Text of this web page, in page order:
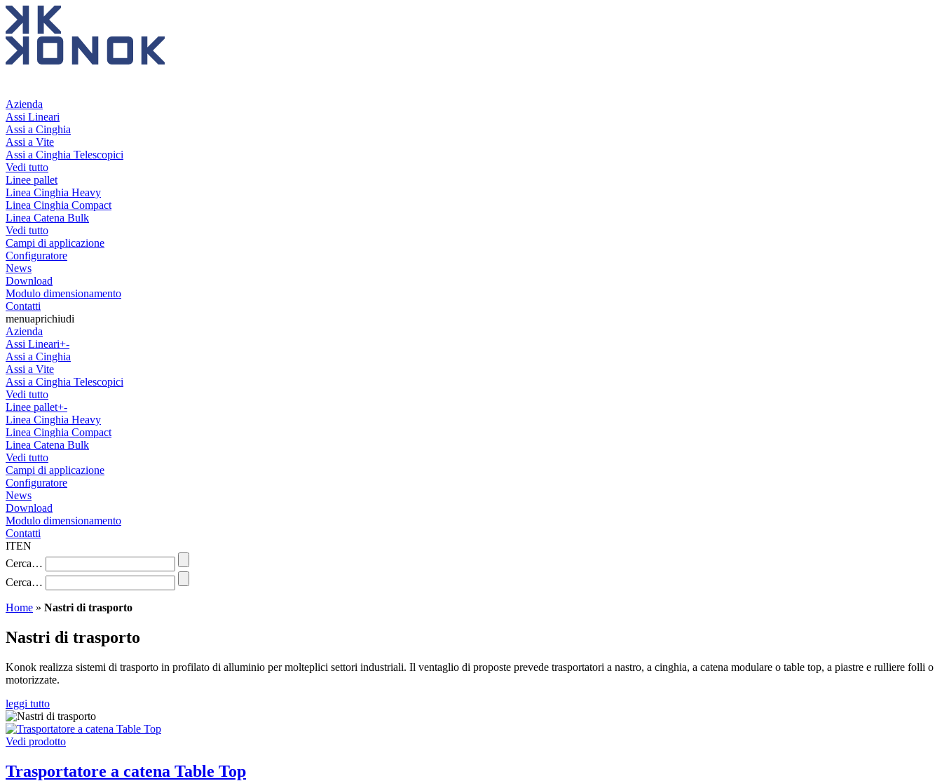
Salta
al
contenuto
Azienda
Assi Lineari
Assi a Cinghia
Assi a Vite
Assi a Cinghia Telescopici
Vedi tutto
Linee pallet
Linea Cinghia Heavy
Linea Cinghia Compact
Linea Catena Bulk
Vedi tutto
Campi di applicazione
Configuratore
News
Download
Modulo dimensionamento
Contatti
menuaprichiudi
Azienda
Assi Lineari+-
Assi a Cinghia
Assi a Vite
Assi a Cinghia Telescopici
Vedi tutto
Linee pallet+-
Linea Cinghia Heavy
Linea Cinghia Compact
Linea Catena Bulk
Vedi tutto
Campi di applicazione
Configuratore
News
Download
Modulo dimensionamento
Contatti
ITEN
Cerca…
Cerca…
Home » Nastri di trasporto
Nastri di trasporto
Konok realizza sistemi di trasporto in profilato di alluminio per molteplici settori industriali. Il ventaglio di proposte prevede trasportatori a nastro, a cinghia, a catena modulare o table top, a piastre e rulliere folli o
motorizzate.
leggi tutto
Vedi prodotto
Trasportatore a catena Table Top